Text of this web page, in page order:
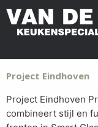
Project Eindhoven
Project Eindhoven
combineert stijl en